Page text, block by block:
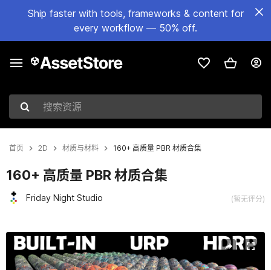
Ship faster with tools, frameworks & content for
every workflow — 50% off.
搜索资源
首页 2D 材质与材料 160+ 高质量 PBR 材质合集
160+ 高质量 PBR 材质合集
Friday Night Studio (暂无评分)
当前幻灯片：1 / 156